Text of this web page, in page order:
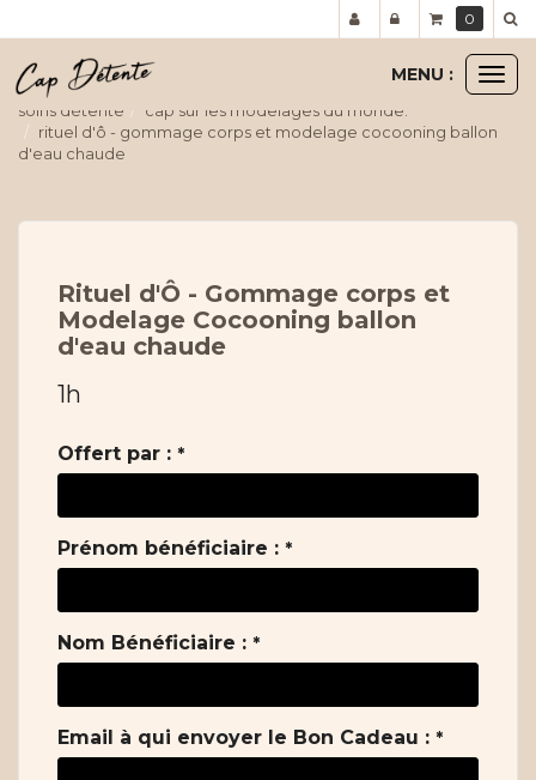
MENU :
soins détente
cap sur les modelages du monde:
rituel d'ô - gommage corps et modelage cocooning ballon
d'eau chaude
Rituel d'Ô - Gommage corps et
Modelage Cocooning ballon
d'eau chaude
1h
Offert par : *
Prénom bénéficiaire : *
Nom Bénéficiaire : *
Email à qui envoyer le Bon Cadeau : *
0